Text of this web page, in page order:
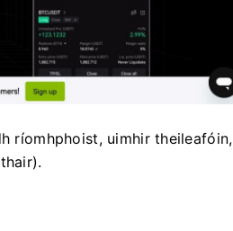
ríomhphoist, uimhir theileafóin,